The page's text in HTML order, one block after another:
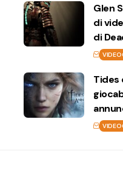
Glen
di
di
Tides